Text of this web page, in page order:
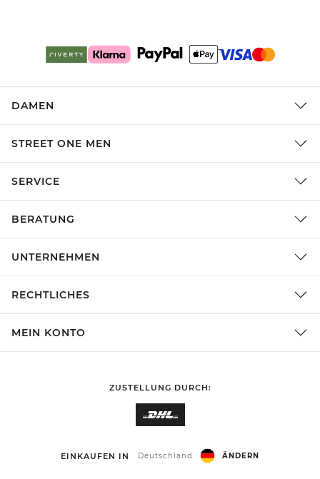
DAMEN
STREET ONE MEN
SERVICE
BERATUNG
UNTERNEHMEN
RECHTLICHES
MEIN KONTO
ZUSTELLUNG DURCH:
EINKAUFEN IN Deutschland ÄNDERN